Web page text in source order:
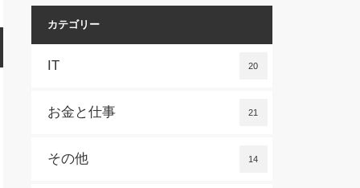
カテゴリー
IT 20
お金と仕事 21
その他 14